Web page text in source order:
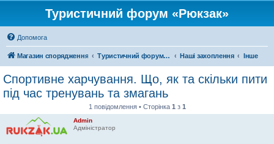
Туристичний форум «Рюкзак»
Допомога
Магазин спорядження Туристичний форум «Рюкзак» Наші захоплення Інше
Спортивне харчування. Що, як та скільки пити
під час тренувань та змагань
1 повідомлення • Сторінка 1 з 1
Admin
Адміністратор